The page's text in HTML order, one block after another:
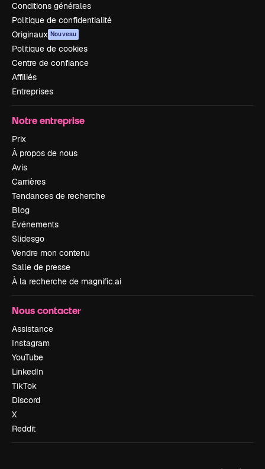
Conditions générales
Politique de confidentialité
Originaux Nouveau
Politique de cookies
Centre de confiance
Affiliés
Entreprises
Notre entreprise
Prix
À propos de nous
Avis
Carrières
Tendances de recherche
Blog
Événements
Slidesgo
Vendre mon contenu
Salle de presse
À la recherche de magnific.ai
Nous contacter
Assistance
Instagram
YouTube
LinkedIn
TikTok
Discord
X
Reddit